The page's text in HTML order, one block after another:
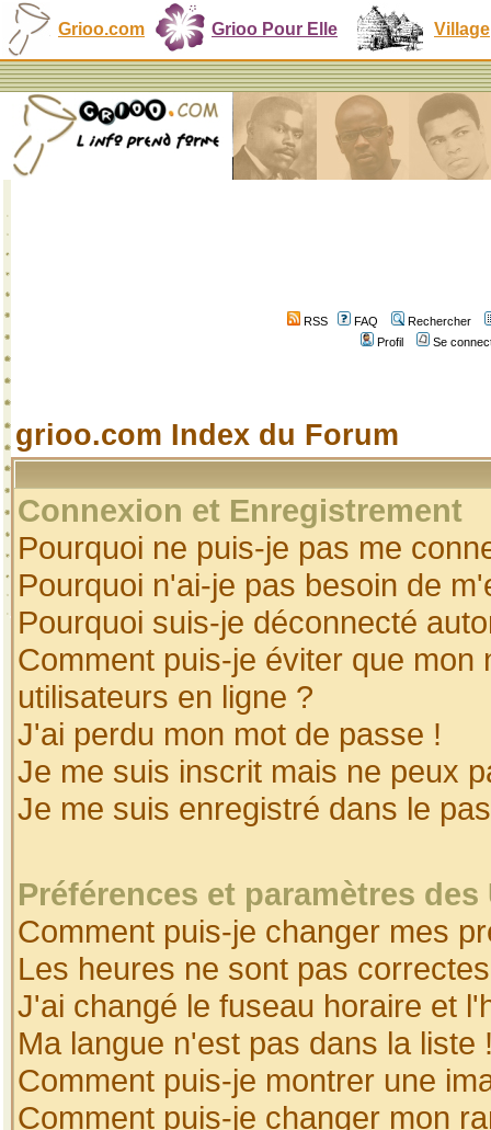
Grioo.com Grioo Pour Elle Village
RSS FAQ
Rechercher
Profil
Se
grioo.com Index du Forum
Connexion et Enregistrement
Pourquoi ne puis-je pas me
Pourquoi n'ai-je pas besoin de
Pourquoi suis-je déconnecté
Comment puis-je éviter que
utilisateurs en ligne ?
J'ai perdu mon mot de passe !
Je me suis inscrit mais ne peux
Je me suis enregistré dans le
Préférences et paramètres
Comment puis-je changer mes
Les heures ne sont pas
J'ai changé le fuseau horaire et
Ma langue n'est pas dans la liste
Comment puis-je montrer une
Comment puis-je changer mon